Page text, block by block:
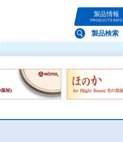
製品情報
PRODUCTS INFO
製品検索